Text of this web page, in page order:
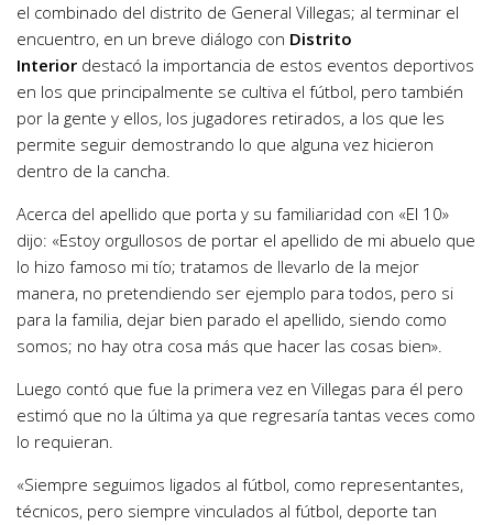
el combinado del distrito de General Villegas; al terminar el
encuentro, en un breve diálogo con Distrito
Interior destacó la importancia de estos eventos deportivos
en los que principalmente se cultiva el fútbol, pero también
por la gente y ellos, los jugadores retirados, a los que les
permite seguir demostrando lo que alguna vez hicieron
dentro de la cancha.
Acerca del apellido que porta y su familiaridad con «El 10»
dijo: «Estoy orgullosos de portar el apellido de mi abuelo que
lo hizo famoso mi tío; tratamos de llevarlo de la mejor
manera, no pretendiendo ser ejemplo para todos, pero si
para la familia, dejar bien parado el apellido, siendo como
somos; no hay otra cosa más que hacer las cosas bien».
Luego contó que fue la primera vez en Villegas para él pero
estimó que no la última ya que regresaría tantas veces como
lo requieran.
«Siempre seguimos ligados al fútbol, como representantes,
técnicos, pero siempre vinculados al fútbol, deporte tan